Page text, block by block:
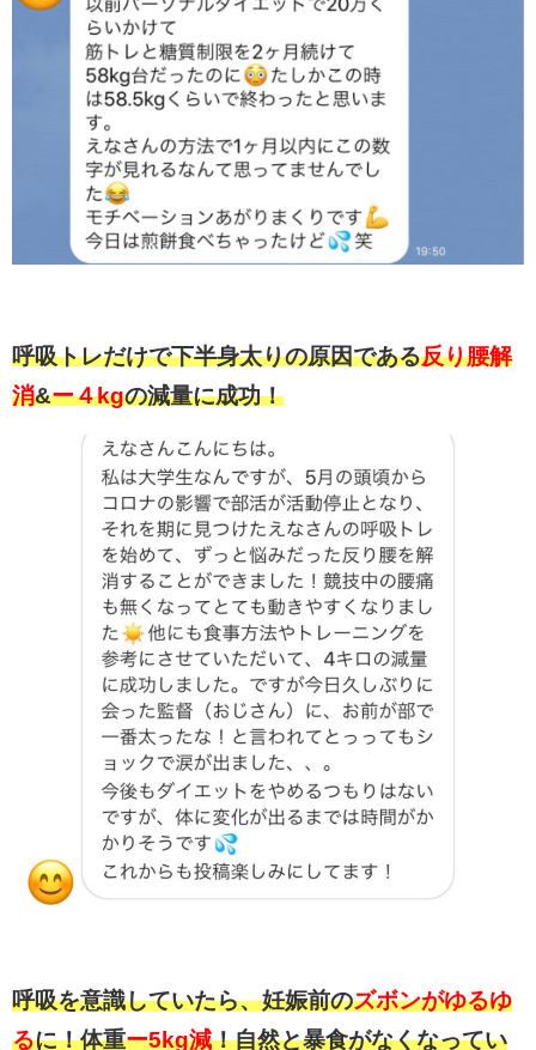
呼吸トレだけで下半身太りの原因である反り腰解
消&ー４kgの減量に成功！
呼吸を意識していたら、妊娠前のズボンがゆるゆ
るに！体重ー5kg減！自然と暴食がなくなってい